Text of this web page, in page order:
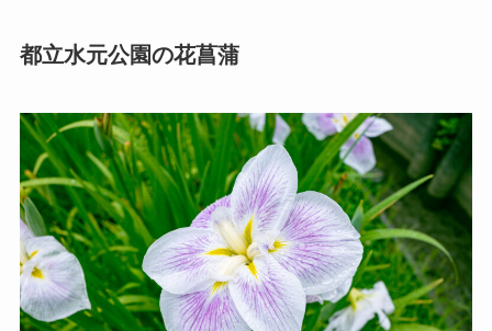
都立水元公園の花菖蒲